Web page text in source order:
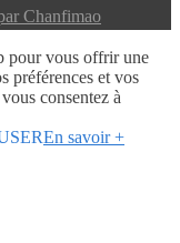
Chanfimao
pour vous offrir une
préférences et vos
consentez à
En savoir +